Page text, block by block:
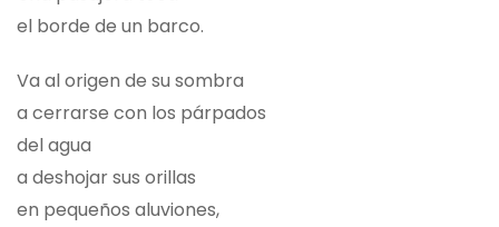
el borde de un barco.
Va al origen de su sombra
a cerrarse con los párpados
del agua
a deshojar sus orillas
en pequeños aluviones,